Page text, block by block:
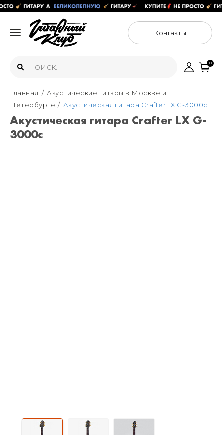
Контакты
Интернет-магазин
+7 (925) 125-54-44
Москва
0
Главная
Акустические гитары в Москве и
Петербурге
Акустическая гитара Crafter LX G-3000c
Акустическая гитара Crafter LX G-
3000c